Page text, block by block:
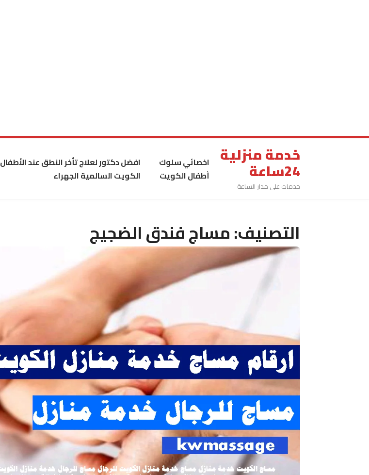
خدمة منزلية
24ساعة
خدمات على مدار الساعة
اخصائي سلوك
أطفال الكويت
افضل دكتور لعلاج تأخر النطق عند الأطفال
الكويت السالمية الجهراء
التصنيف:مساج فندق الضجيج